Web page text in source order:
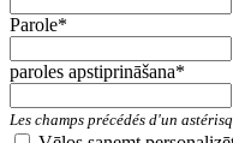
Parole*
paroles apstiprināšana*
Les champs précédés d'un